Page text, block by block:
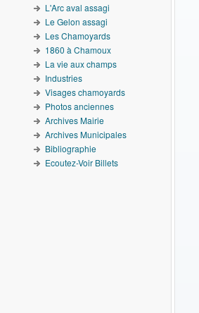
L'Arc aval assagi
Le Gelon assagi
Les Chamoyards
1860 à Chamoux
La vie aux champs
Industries
Visages chamoyards
Photos anciennes
Archives Mairie
Archives Municipales
Bibliographie
Ecoutez-Voir Billets